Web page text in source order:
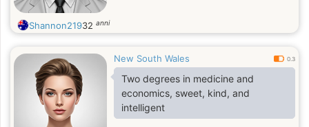
Shannon21932 anni
New South Wales 0.3
Two degrees in medicine and
economics, sweet, kind, and
intelligent